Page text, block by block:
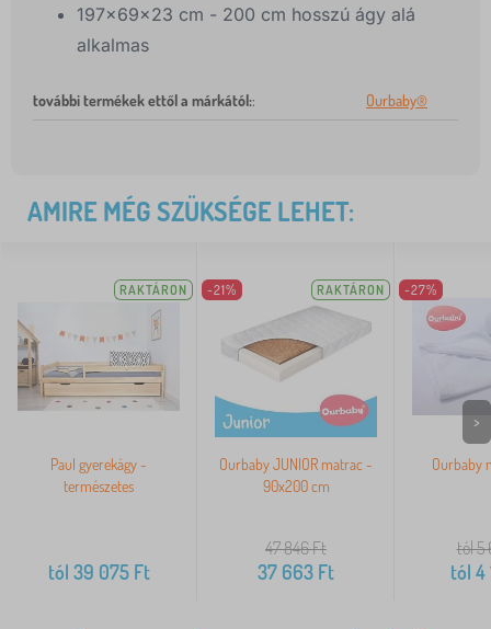
197x69x23 cm - 200 cm hosszú ágy alá
alkalmas
további termékek ettől a márkától:: Ourbaby®
AMIRE MÉG SZÜKSÉGE LEHET:
RAKTÁRON
Paul gyerekágy -
természetes
tól 39 075Ft
-21% RAKTÁRON
Ourbaby JUNIOR matrac -
90x200 cm
47 846Ft
37 663 Ft
-27%
Ourbaby
tól 5
tól 4
>